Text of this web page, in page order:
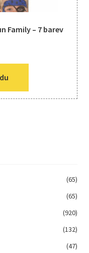
Family – 7 barev
(65)
(65)
(920)
(132)
(47)